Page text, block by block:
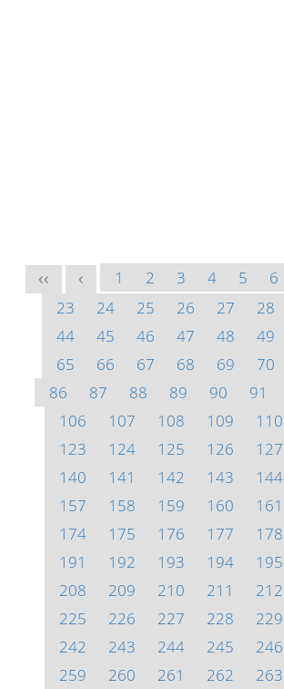
<< < 1 2 3 4 5 6
23
24 25 26 27 28
44
45 46 47 48 49
65
66 67 68 69 70
86
87 88 89 90 91
106
107 108 109 110
123
124 125 126 127
140
141 142 143 144
157
158 159 160 161
174
175 176 177 178
191
192 193 194 195
208
209 210 211 212
225
226 227 228 229
242
243 244 245 246
259
260 261 262 263